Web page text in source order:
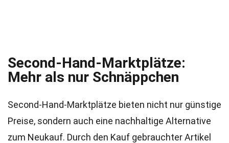
Second-Hand-Marktplätze:
Mehr als nur Schnäppchen
Second-Hand-Marktplätze bieten nicht nur günstige
Preise, sondern auch eine nachhaltige Alternative
zum Neukauf. Durch den Kauf gebrauchter Artikel